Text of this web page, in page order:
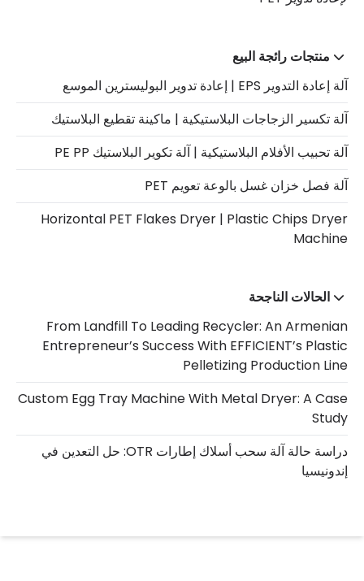
منتجات رائجة البيع
آلة إعادة التدوير EPS | إعادة تدوير البوليسترين الموسع
آلة تكسير الزجاجات البلاستيكية | ماكينة تقطيع البلاستيك
آلة تحبيب الأفلام البلاستيكية | آلة تكوير البلاستيك PE PP
آلة فصل خزان غسل بالوعة تعويم PET
Horizontal PET Flakes Dryer | Plastic Chips Dryer
Machine
الحالات الناجحة
From Landfill To Leading Recycler: An Armenian
Entrepreneur’s Success With EFFICIENT’s Plastic
Pelletizing Production Line
Custom Egg Tray Machine With Metal Dryer: A Case
Study
دراسة حالة آلة سحب أسلاك إطارات OTR: حل التعدين في
إندونيسيا